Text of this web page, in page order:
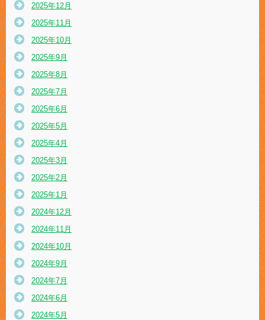
2025年12月
2025年11月
2025年10月
2025年9月
2025年8月
2025年7月
2025年6月
2025年5月
2025年4月
2025年3月
2025年2月
2025年1月
2024年12月
2024年11月
2024年10月
2024年9月
2024年7月
2024年6月
2024年5月